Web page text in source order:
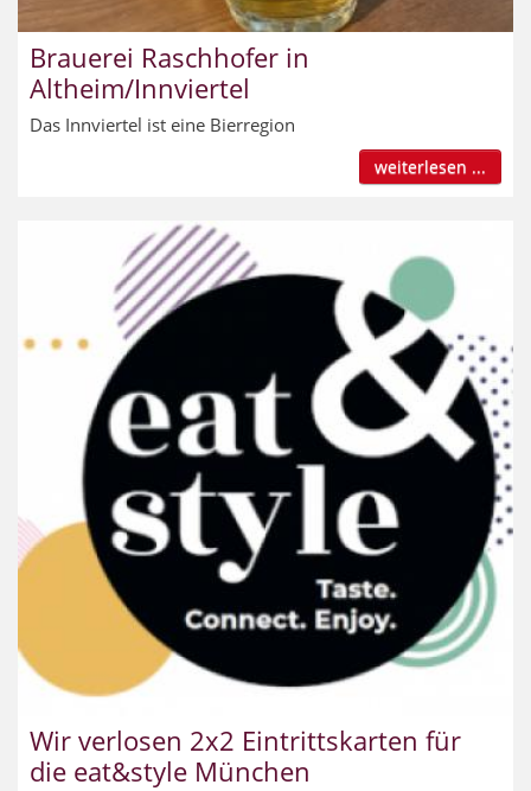
Brauerei Raschhofer in
Altheim/Innviertel
Das Innviertel ist eine Bierregion
weiterlesen ...
Wir verlosen 2x2 Eintrittskarten für
die eat&style München